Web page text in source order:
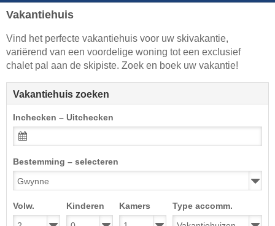
Vakantiehuis
Vind het perfecte vakantiehuis voor uw skivakantie,
variërend van een voordelige woning tot een exclusief
chalet pal aan de skipiste. Zoek en boek uw vakantie!
Vakantiehuis zoeken
Inchecken – Uitchecken
Bestemming – selecteren
Volw. Kinderen Kamers Type accomm.